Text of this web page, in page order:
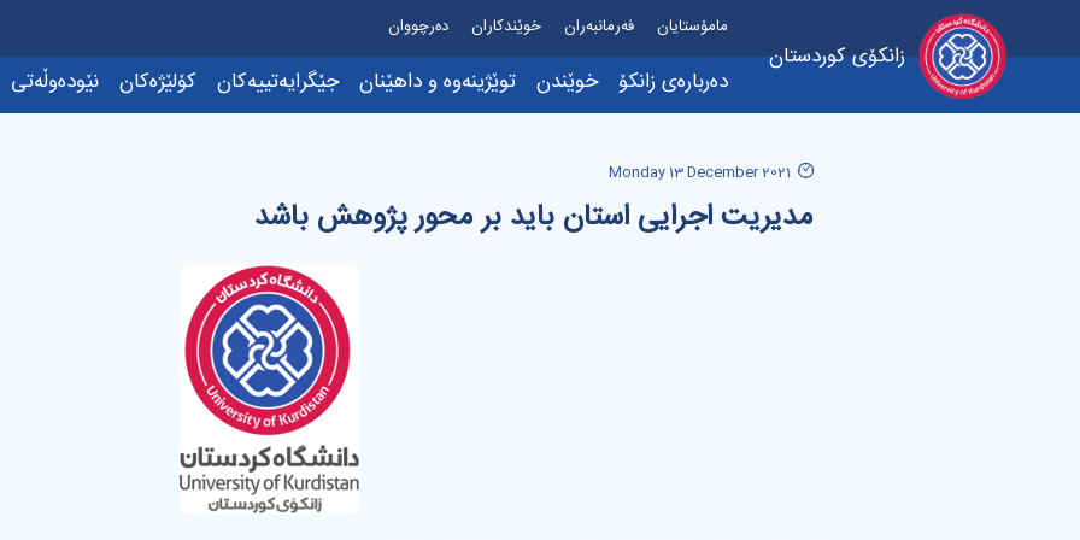
زانکۆی کوردستان
دەربارەی زانکۆ خوێندن توێژینەوە و داهێنان جێگرایەتییەکان کۆلێژەکان نێودەوڵەتی
مامۆستایان فەرمانبەران خوێندکاران دەرچووان
Monday 13 December 2021
مدیریت اجرایی استان باید بر محور پژوهش باشد